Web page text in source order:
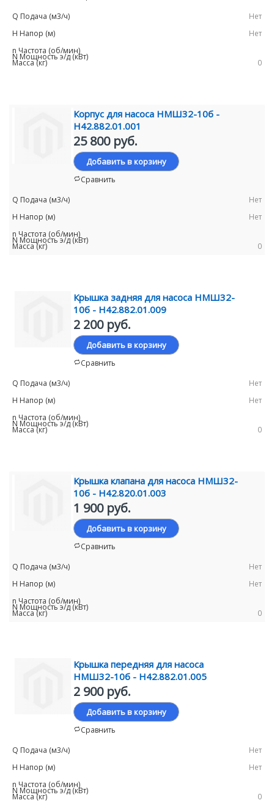
Нет
Нет
0
Корпус для насоса НМШ32-10б -
Н42.882.01.001
25 800 руб.
Добавить в корзину
Сравнить
Нет
Нет
0
Крышка задняя для насоса НМШ32-
10б - Н42.882.01.009
2 200 руб.
Добавить в корзину
Сравнить
Нет
Нет
0
Крышка клапана для насоса НМШ32-
10б - Н42.820.01.003
1 900 руб.
Добавить в корзину
Сравнить
Нет
Нет
0
Крышка передняя для насоса
НМШ32-10б - Н42.882.01.005
2 900 руб.
Добавить в корзину
Сравнить
Нет
Нет
0